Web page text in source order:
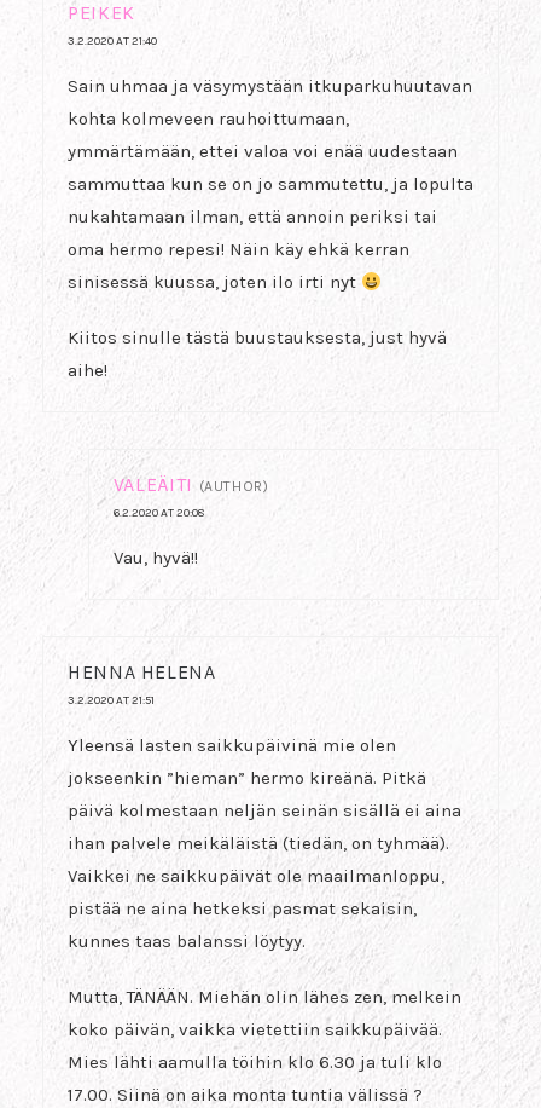
PEIKEK
3.2.2020 AT 21:40
Sain uhmaa ja väsymystään itkuparkuhuutavan
kohta kolmeveen rauhoittumaan,
ymmärtämään, ettei valoa voi enää uudestaan
sammuttaa kun se on jo sammutettu, ja lopulta
nukahtamaan ilman, että annoin periksi tai
oma hermo repesi! Näin käy ehkä kerran
sinisessä kuussa, joten ilo irti nyt
Kiitos sinulle tästä buustauksesta, just hyvä
aihe!
VALEÄITI (AUTHOR)
6.2.2020 AT 20:08
Vau, hyvä!!
HENNA HELENA
3.2.2020 AT 21:51
Yleensä lasten saikkupäivinä mie olen
jokseenkin ”hieman” hermo kireänä. Pitkä
päivä kolmestaan neljän seinän sisällä ei aina
ihan palvele meikäläistä (tiedän, on tyhmää).
Vaikkei ne saikkupäivät ole maailmanloppu,
pistää ne aina hetkeksi pasmat sekaisin,
kunnes taas balanssi löytyy.
Mutta, TÄNÄÄN. Miehän olin lähes zen, melkein
koko päivän, vaikka vietettiin saikkupäivää.
Mies lähti aamulla töihin klo 6.30 ja tuli klo
17.00. Siinä on aika monta tuntia välissä ?